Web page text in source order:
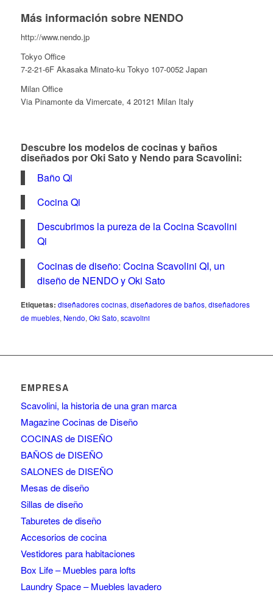
Más información sobre NENDO
http://www.nendo.jp
Tokyo Office
7-2-21-6F Akasaka Minato-ku Tokyo 107-0052 Japan
Milan Office
Via Pinamonte da Vimercate, 4 20121 Milan Italy
Descubre los modelos de cocinas y baños
diseñados por Oki Sato y Nendo para Scavolini:
Baño Qi
Cocina Qi
Descubrimos la pureza de la Cocina Scavolini
Qi
Cocinas de diseño: Cocina Scavolini QI, un
diseño de NENDO y Oki Sato
Etiquetas: diseñadores cocinas, diseñadores de baños, diseñadores
de muebles, Nendo, Oki Sato, scavolini
EMPRESA
Scavolini, la historia de una gran marca
Magazine Cocinas de Diseño
COCINAS de DISEÑO
BAÑOS de DISEÑO
SALONES de DISEÑO
Mesas de diseño
Sillas de diseño
Taburetes de diseño
Accesorios de cocina
Vestidores para habitaciones
Box Life – Muebles para lofts
Laundry Space – Muebles lavadero